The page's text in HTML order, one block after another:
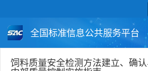
全国标准信息公共服务平台
国家标准 行业标准
饲料质量安全检测方法建立、确